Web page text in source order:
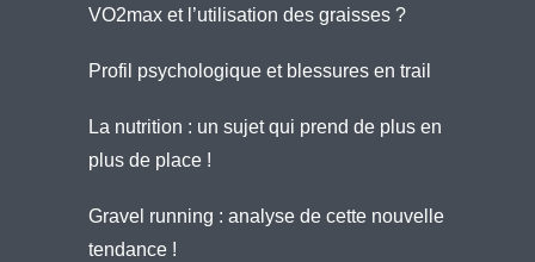
VO2max et l’utilisation des graisses ?
Profil psychologique et blessures en trail
La nutrition : un sujet qui prend de plus en
plus de place !
Gravel running : analyse de cette nouvelle
tendance !